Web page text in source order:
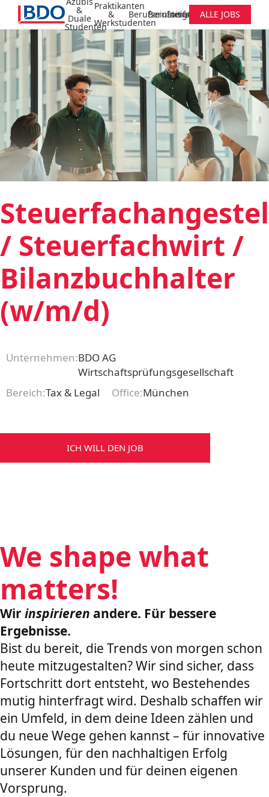
&
Duale
Studenten
Praktikanten
&
Werkstudenten
Berufseinsteiger
Berufserfahrene
Initiativbewerbung
ALLE JOBS
/ Steuerfachwirt /
Bilanzbuchhalter
(w/m/d)
Unternehmen:BDO AG
Wirtschaftsprüfungsgesellschaft
Bereich:Tax & Legal Office:München
ICH WILL DEN JOB
We shape what
matters!
Wir inspirieren andere. Für bessere
Ergebnisse.
Bist du bereit, die Trends von morgen schon
heute mitzugestalten? Wir sind sicher, dass
Fortschritt dort entsteht, wo Bestehendes
mutig hinterfragt wird. Deshalb schaffen wir
ein Umfeld, in dem deine Ideen zählen und
du neue Wege gehen kannst – für innovative
Lösungen, für den nachhaltigen Erfolg
unserer Kunden und für deinen eigenen
Vorsprung.